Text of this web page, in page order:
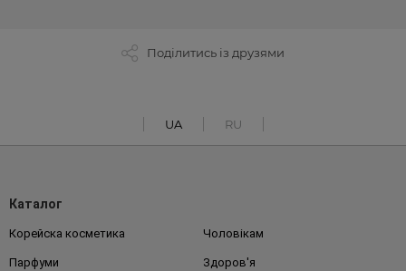
Поділитись із друзями
UA RU
Каталог
Корейска косметика Чоловікам
Парфуми Здоров'я